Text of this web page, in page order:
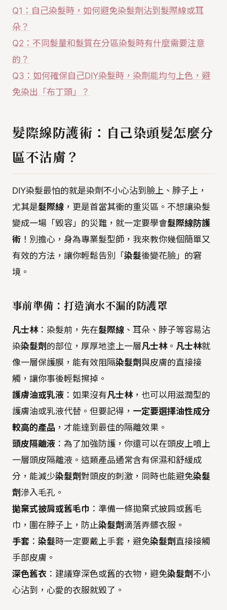
Q1：自己染髮時，如何避免染髮劑沾到髮際線或耳
朵？
Q2：不同髮量和髮質在分區染髮時有什麼需要注意
的？
Q3：如何確保自己DIY染髮時，染劑能均勻上色，避
免染出「布丁頭」？
髮際線防護術：自己染頭髮怎麼分
區不沾膚？
DIY染髮最怕的就是染劑不小心沾到臉上、脖子上，
尤其是髮際線 ，更是首當其衝的重災區。不想讓染髮
變成一場「毀容」的災難，就一定要學會髮際線防護
術 ！別擔心，身為專業髮型師，我來教你幾個簡單又
有效的方法，讓你輕鬆告別「 染髮後變花臉」的窘
境。
事前準備：打造滴水不漏的防護罩
凡士林：染髮前，先在髮際線 、耳朵、脖子等容易沾
染染髮劑 的部位，厚厚地塗上一層凡士林。 凡士林就
像一層保護膜，能有效阻隔染髮劑與皮膚的直接接
觸，讓你事後輕鬆擦掉。
護膚油或乳液 ：如果沒有凡士林，也可以用滋潤型的
護膚油或乳液代替。但要記得， 一定要選擇油性成分
較高的產品 ，才能達到最佳的隔離效果。
頭皮隔離液 ：為了加強防護，你還可以在頭皮上噴上
一層頭皮隔離液。這類產品通常含有保濕和舒緩成
分，能減少染髮劑對頭皮的刺激，同時也能避免染髮
劑滲入毛孔。
拋棄式披肩或舊毛巾 ：準備一條拋棄式披肩或舊毛
巾，圍在脖子上，防止染髮劑滴落弄髒衣服。
手套 ： 染髮時一定要戴上手套，避免染髮劑直接接觸
手部皮膚。
深色舊衣 ：建議穿深色或舊的衣物，避免染髮劑不小
心沾到，心愛的衣服就毀了。